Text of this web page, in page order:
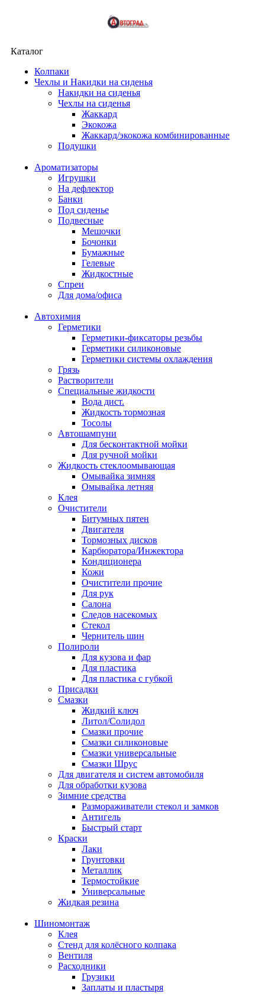
Каталог
Колпаки
Чехлы и Накидки на сиденья
Накидки на сиденья
Чехлы на сиденья
Жаккард
Экокожа
Жаккард/экокожа комбинированные
Подушки
Ароматизаторы
Игрушки
На дефлектор
Банки
Под сиденье
Подвесные
Мешочки
Бочонки
Бумажные
Гелевые
Жидкостные
Спреи
Для дома/офиса
Автохимия
Герметики
Герметики-фиксаторы резьбы
Герметики силиконовые
Герметики системы охлаждения
Грязь
Растворители
Специальные жидкости
Вода дист.
Жидкость тормозная
Тосолы
Автошампуни
Для бесконтактной мойки
Для ручной мойки
Жидкость стеклоомывающая
Омывайка зимняя
Омывайка летняя
Клея
Очистители
Битумных пятен
Двигателя
Тормозных дисков
Карбюратора/Инжектора
Кондиционера
Кожи
Очистители прочие
Для рук
Салона
Следов насекомых
Стекол
Чернитель шин
Полироли
Для кузова и фар
Для пластика
Для пластика с губкой
Присадки
Смазки
Жидкий ключ
Литол/Солидол
Смазки прочие
Смазки силиконовые
Смазки универсальные
Смазки Шрус
Для двигателя и систем автомобиля
Для обработки кузова
Зимние средства
Размораживатели стекол и замков
Антигель
Быстрый старт
Краски
Лаки
Грунтовки
Металлик
Термостойкие
Универсальные
Жидкая резина
Шиномонтаж
Клея
Стенд для колёсного колпака
Вентиля
Расходники
Грузики
Заплаты и пластыря